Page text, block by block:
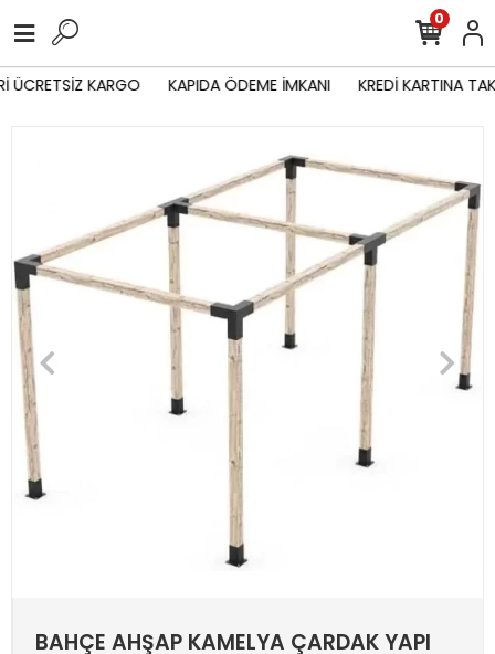
ÜCRETSİZ KARGO KAPIDA ÖDEME İMKANI KREDİ KARTINA
0
BAHÇE AHŞAP KAMELYA ÇARDAK YAPI